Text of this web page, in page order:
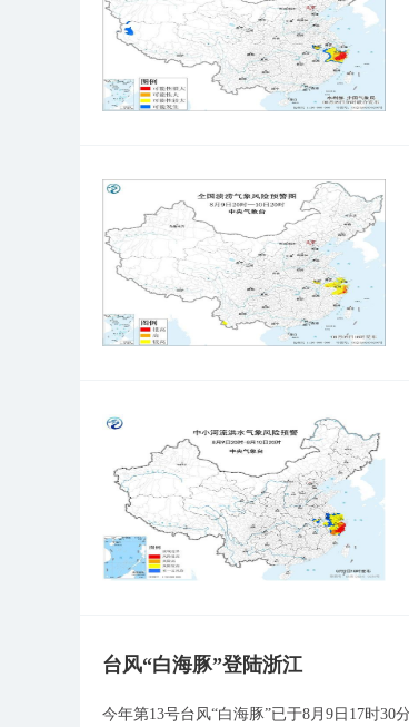
台风“白海豚”登陆浙江
今年第13号台风“白海豚”已于8月9日17时30